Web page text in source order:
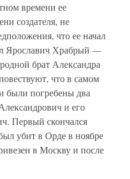
времени ее
создателя, не
что ее начал
Ярославич Храбрый —
брат Александра
что в самом
были погребены два
и его
Первый скончался
убит в Орде в ноябре
в Москву и после